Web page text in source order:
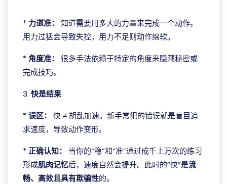
* 力道准：
知道需要用多大的力量来完成一个动作。
用力过猛会导致失控，用力不足则动作绵软。
*角度准：
很多手法依赖于特定的角度来隐藏秘密或
完成技巧。
3. 快是结果
*误区：
快 ≠ 胡乱加速。新手常犯的错误就是盲目追
求速度，导致动作变形。
*正确认知：
当你的“稳”和“准”通过成千上万次的练习
形成肌肉记忆后，速度自然会提升。此时的“快”是流
畅、高效且具有欺骗性的。